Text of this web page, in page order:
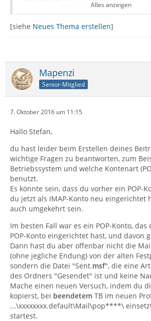
* Kontenart (POP / IMAP):
* Eingesetzte Antiviren-Software:
* Firewall (Betriebssystem-intern/
Alles anzeigen
[siehe Neues Thema erstellen]
Mapenzi
Senior-Mitglied
7. Oktober 2016 um 11:15
Hallo Stefan,
du hast leider beim Erstellen deines
wichtige Fragen zu beantworten, zum
Betriebssystem und welche Kontenart
benutzt.
Es könnte sein, dass du vorher ein POP-
du jetzt als IMAP-Konto neu eingerichtet
auch umgekehrt sein.
Im besten Fall war es ein POP-Konto,
POP-Konto eingerichtet hast, und davon
Dann hast du aber offenbar nicht die
(ohne jegliche Endung) von der alten
sondern die Datei "Sent.msf", die eine
des Ordners "Gesendet" ist und keine
Mache einen neuen Versuch, indem du
kopierst, bei beendetem TB im neuen
...\xxxxxxxx.default\Mail\pop****\
startest.